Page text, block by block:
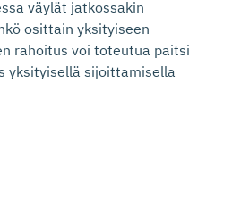
väylät jatkossakin
osittain yksityiseen
rahoitus voi toteutua paitsi
yksityisellä sijoittamisella